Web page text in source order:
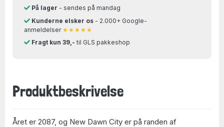
På lager - sendes på mandag
Kunderne elsker os- 2.000+ Google-
anmeldelser ★★★★★
Fragt kun 39,- til GLS pakkeshop
Produktbeskrivelse
Året er 2087, og New Dawn City er på randen af